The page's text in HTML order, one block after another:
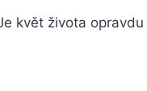
květ života